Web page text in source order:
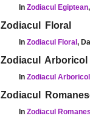
In Zodiacul Egiptean
Zodiacul Floral
In Zodiacul Floral ,
Zodiacul Arboricol
In Zodiacul Arboricol
Zodiacul
In Zodiacul